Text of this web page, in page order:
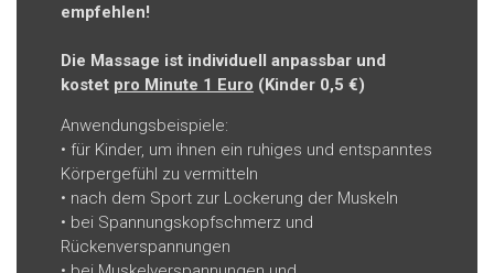
empfehlen!
Die Massage ist individuell anpassbar und
kostet pro Minute 1 Euro (Kinder 0,5 €)
Anwendungsbeispiele:
• für Kinder, um ihnen ein ruhiges und entspanntes
Körpergefühl zu vermitteln
• nach dem Sport zur Lockerung der Muskeln
• bei Spannungskopfschmerz und
Rückenverspannungen